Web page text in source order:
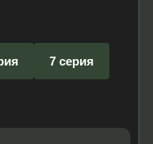
7 серия